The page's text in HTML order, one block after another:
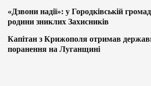
«Дзвони надії»: у Городківській
родини зниклих Захисників
Капітан з Крижополя отримав
поранення на Луганщині